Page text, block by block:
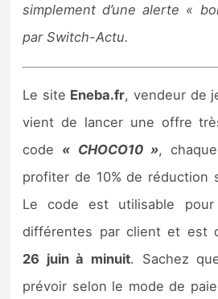
Tests d’accessoires
Previews
Précommandes
Sorties de jeux
Bons plans
simplement d’une alerte «
par Switch-Actu.
Le site Eneba.fr, vendeur de
vient de lancer une offre
code « CHOCO10 »,
profiter de 10% de réduction
Le code est utilisable pour
différentes par client et est
26 juin à minuit. Sachez
prévoir selon le mode de